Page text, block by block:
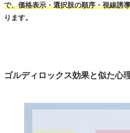
で、価格表示・選択肢の順序・視線誘
ります。
ゴルディロックス効果と似た心